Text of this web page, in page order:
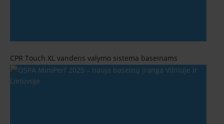
CPR Touch XL vandens valymo sistema baseinams